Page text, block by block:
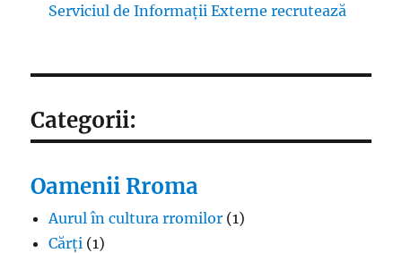
Serviciul de Informații Externe recrutează
Categorii:
Oamenii Rroma
Aurul în cultura rromilor (1)
Cărți (1)